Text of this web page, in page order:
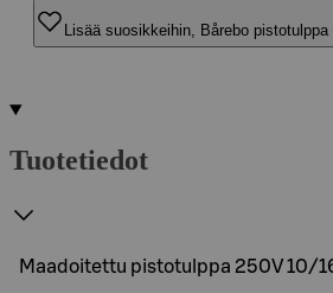
Lisää suosikkeihin, Bårebo
Tuotetiedot
Maadoitettu pistotulppa 250V 10/